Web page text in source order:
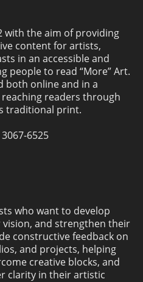
with the aim of providing
content for artists,
in an accessible and
people to read “More” Art.
both online and in a
readers through
traditional print.
6525
who want to develop
and strengthen their
constructive feedback on
and projects, helping
creative blocks, and
clarity in their artistic